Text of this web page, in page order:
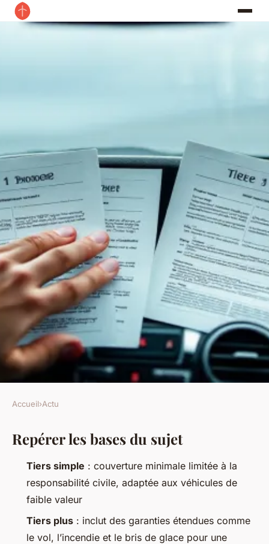
Guide comparatif des
assurances pour véhicules :
tiers simple vs tiers plus
Accueil›Actu
Repérer les bases du sujet
Tiers simple : couverture minimale limitée à la
responsabilité civile, adaptée aux véhicules de
faible valeur
Tiers plus : inclut des garanties étendues comme
le vol, l’incendie et le bris de glace pour une